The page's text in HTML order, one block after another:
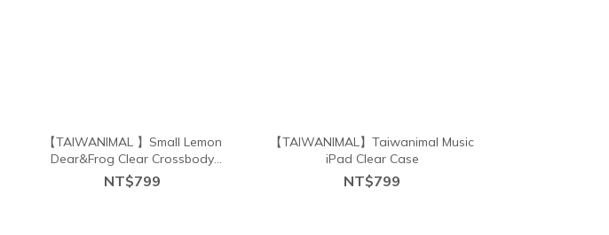
【TAIWANIMAL 】Small Lemon
Dear&Frog Clear Crossbody
Shockproof iPhone Case
NT$799
【TAIWANIMAL】Taiwanimal Music
iPad Clear Case
NT$799